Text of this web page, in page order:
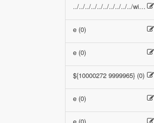
../../../../../../../../../../windows/win.ini (0)
e (0)
e (0)
${10000272 9999965} (0)
e (0)